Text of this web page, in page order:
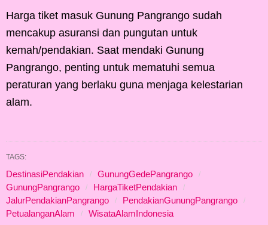
Harga tiket masuk Gunung Pangrango sudah
mencakup asuransi dan pungutan untuk
kemah/pendakian. Saat mendaki Gunung
Pangrango, penting untuk mematuhi semua
peraturan yang berlaku guna menjaga kelestarian
alam.
TAGS:
DestinasiPendakian
GunungGedePangrango
GunungPangrango
HargaTiketPendakian
JalurPendakianPangrango
PendakianGunungPangrango
PetualanganAlam
WisataAlamIndonesia